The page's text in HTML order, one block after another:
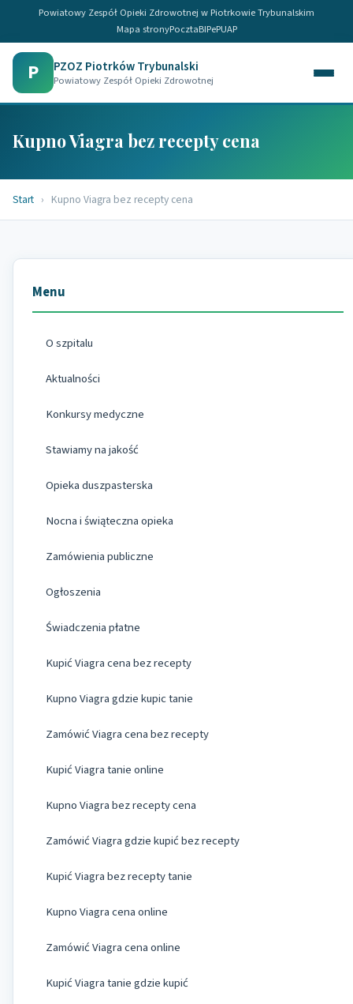
Powiatowy Zespół Opieki Zdrowotnej w Piotrkowie Trybunalskim
Mapa stronyPocztaBIPePUAP
P PZOZ Piotrków Trybunalski
Powiatowy Zespół Opieki Zdrowotnej
Kupno Viagra bez recepty cena
Start › Kupno Viagra bez recepty cena
Menu
O szpitalu
Aktualności
Konkursy medyczne
Stawiamy na jakość
Opieka duszpasterska
Nocna i świąteczna opieka
Zamówienia publiczne
Ogłoszenia
Świadczenia płatne
Kupić Viagra cena bez recepty
Kupno Viagra gdzie kupic tanie
Zamówić Viagra cena bez recepty
Kupić Viagra tanie online
Kupno Viagra bez recepty cena
Zamówić Viagra gdzie kupić bez recepty
Kupić Viagra bez recepty tanie
Kupno Viagra cena online
Zamówić Viagra cena online
Kupić Viagra tanie gdzie kupić